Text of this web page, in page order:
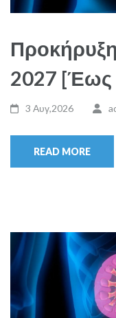
2027 [Έως
3 Αυγ,2026
READ MORE